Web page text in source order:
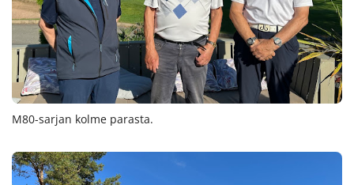
M80-sarjan kolme parasta.